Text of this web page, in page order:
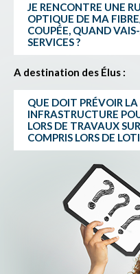
JE RENCONTRE UNE
OPTIQUE DE MA
COUPÉE, QUAND
SERVICES ?
A destination des Élus :
QUE DOIT PRÉVOIR
INFRASTRUCTURE
LORS DE TRAVAUX
COMPRIS LORS DE